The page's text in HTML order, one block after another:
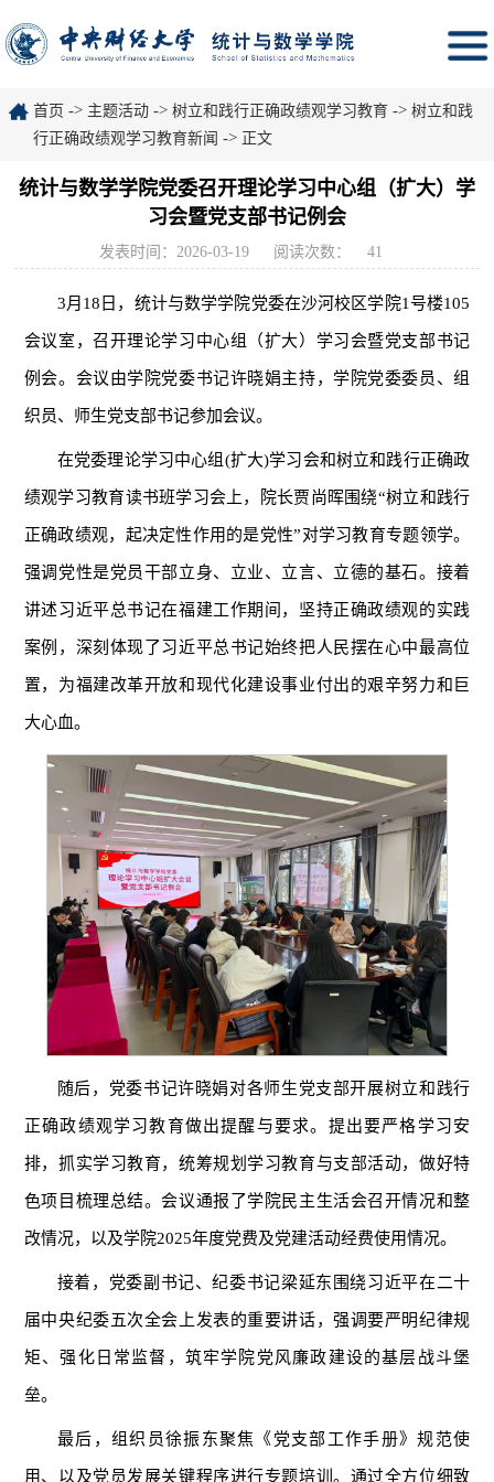
首页 -> 主题活动 -> 树立和践行正确政绩观学习教育 -> 树立和践
行正确政绩观学习教育新闻 -> 正文
统计与数学学院党委召开理论学习中心组（扩大）学
习会暨党支部书记例会
发表时间：2026-03-19 阅读次数： 41
3月18日，统计与数学学院党委在沙河校区学院1号楼105
会议室，召开理论学习中心组（扩大）学习会暨党支部书记
例会。会议由学院党委书记许晓娟主持，学院党委委员、组
织员、师生党支部书记参加会议。
在党委理论学习中心组(扩大)学习会和树立和践行正确政
绩观学习教育读书班学习会上，院长贾尚晖围绕“树立和践行
正确政绩观，起决定性作用的是党性”对学习教育专题领学。
强调党性是党员干部立身、立业、立言、立德的基石。接着
讲述习近平总书记在福建工作期间，坚持正确政绩观的实践
案例，深刻体现了习近平总书记始终把人民摆在心中最高位
置，为福建改革开放和现代化建设事业付出的艰辛努力和巨
大心血。
随后，党委书记许晓娟对各师生党支部开展树立和践行
正确政绩观学习教育做出提醒与要求。提出要严格学习安
排，抓实学习教育，统筹规划学习教育与支部活动，做好特
色项目梳理总结。会议通报了学院民主生活会召开情况和整
改情况，以及学院2025年度党费及党建活动经费使用情况。
接着，党委副书记、纪委书记梁延东围绕习近平在二十
届中央纪委五次全会上发表的重要讲话，强调要严明纪律规
矩、强化日常监督，筑牢学院党风廉政建设的基层战斗堡
垒。
最后，组织员徐振东聚焦《党支部工作手册》规范使
用、以及党员发展关键程序进行专题培训。通过全方位细致